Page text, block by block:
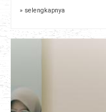
» selengkapnya